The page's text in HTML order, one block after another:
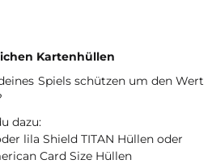
Kartenhüllen
Spiels schützen um den Wert
dazu:
lila Shield TITAN Hüllen oder
Card Size Hüllen